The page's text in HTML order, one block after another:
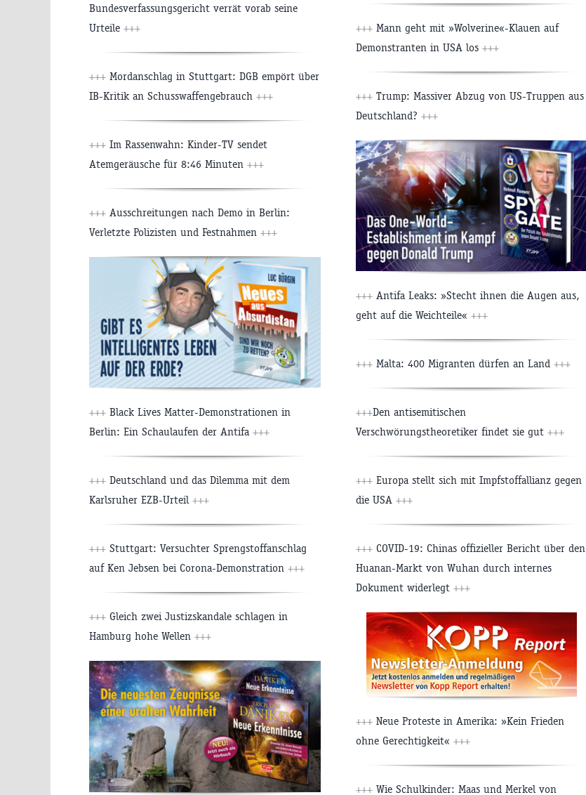
Bundesverfassungsgericht verrät vorab seine
Urteile +++
+++ Mordanschlag in Stuttgart: DGB empört über
IB-Kritik an Schusswaffengebrauch +++
+++ Im Rassenwahn: Kinder-TV sendet
Atemgeräusche für 8:46 Minuten +++
+++ Ausschreitungen nach Demo in Berlin:
Verletzte Polizisten und Festnahmen +++
+++ Black Lives Matter-Demonstrationen in
Berlin: Ein Schaulaufen der Antifa +++
+++ Deutschland und das Dilemma mit dem
Karlsruher EZB-Urteil +++
+++ Stuttgart: Versuchter Sprengstoffanschlag
auf Ken Jebsen bei Corona-Demonstration +++
+++ Gleich zwei Justizskandale schlagen in
Hamburg hohe Wellen +++
+++ Mann geht mit »Wolverine«-Klauen auf
Demonstranten in USA los +++
+++ Trump: Massiver Abzug von US-Truppen aus
Deutschland? +++
+++ Antifa Leaks: »Stecht ihnen die Augen aus,
geht auf die Weichteile« +++
+++ Malta: 400 Migranten dürfen an Land +++
+++Den antisemitischen
Verschwörungstheoretiker findet sie gut +++
+++ Europa stellt sich mit Impfstoffallianz gegen
die USA +++
+++ COVID-19: Chinas offizieller Bericht über den
Huanan-Markt von Wuhan durch internes
Dokument widerlegt +++
+++ Neue Proteste in Amerika: »Kein Frieden
ohne Gerechtigkeit« +++
+++ Wie Schulkinder: Maas und Merkel von